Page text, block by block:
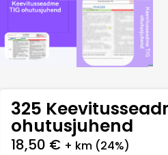
325
ohutusjuhend
18,50 € + km (24%)